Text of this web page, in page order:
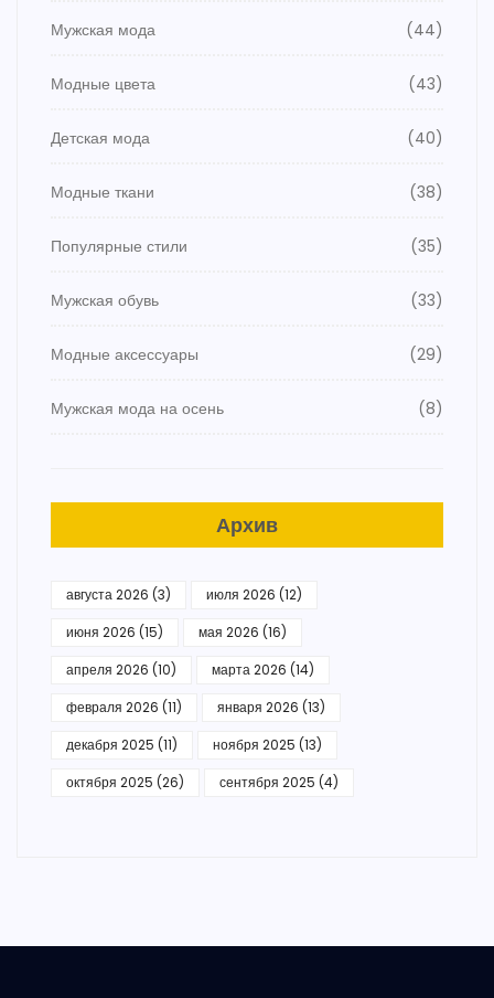
Мужская мода (44)
Модные цвета (43)
Детская мода (40)
Модные ткани (38)
Популярные стили (35)
Мужская обувь (33)
Модные аксессуары (29)
Мужская мода на осень (8)
Архив
августа 2026 (3) июля 2026 (12)
июня 2026 (15) мая 2026 (16)
апреля 2026 (10) марта 2026 (14)
февраля 2026 (11) января 2026 (13)
декабря 2025 (11) ноября 2025 (13)
октября 2025 (26) сентября 2025 (4)